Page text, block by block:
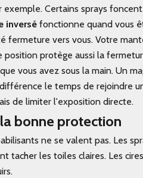
Certains sprays
inversé fonctionne quand vous
fermeture vers vous. Votre
protège aussi la
vous avez sous la main. Un
le temps de rejoindre
de limiter l'exposition directe.
bonne protection
ne se valent pas. Les
tacher les toiles claires. Les